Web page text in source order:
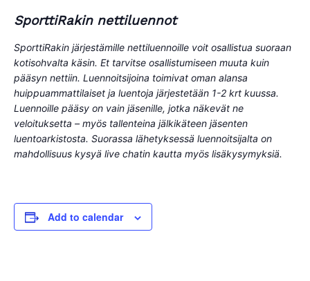
SporttiRakin nettiluennot
SporttiRakin järjestämille nettiluennoille voit osallistua suoraan
kotisohvalta käsin. Et tarvitse osallistumiseen muuta kuin
pääsyn nettiin. Luennoitsijoina toimivat oman alansa
huippuammattilaiset ja luentoja järjestetään 1-2 krt kuussa.
Luennoille pääsy on vain jäsenille, jotka näkevät ne
veloituksetta – myös tallenteina jälkikäteen jäsenten
luentoarkistosta. Suorassa lähetyksessä luennoitsijalta on
mahdollisuus kysyä live chatin kautta myös lisäkysymyksiä.
Add to calendar